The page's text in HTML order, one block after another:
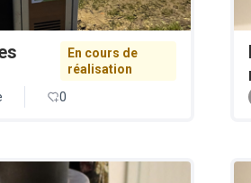
En cours de
réalisation
0